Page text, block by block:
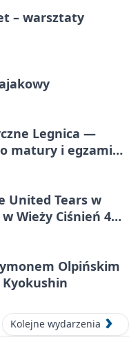
– warsztaty
Legnica —
matury i egzaminu
United Tears w
Wieży Ciśnień 4
Olpińskim
Kolejne wydarzenia